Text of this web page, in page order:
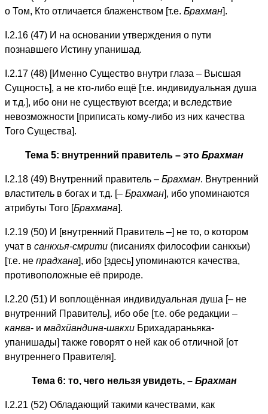
о Том, Кто отличается блаженством [т.е. Брахман].
I.2.16 (47) И на основании утверждения о пути
познавшего Истину упанишад.
I.2.17 (48) [Именно Существо внутри глаза – Высшая
Сущность], а не кто-либо ещё [т.е. индивидуальная душа
и т.д.], ибо они не существуют всегда; и вследствие
невозможности [приписать кому-либо из них качества
Того Существа].
Тема 5: внутренний правитель – это Брахман
I.2.18 (49) Внутренний правитель – Брахман. Внутренний
властитель в богах и т.д. [– Брахман], ибо упоминаются
атрибуты Того [Брахмана].
I.2.19 (50) И [внутренний Правитель –] не то, о котором
учат в санкхья-смрити (писаниях философии санкхьи)
[т.е. не прадхана], ибо [здесь] упоминаются качества,
противоположные её природе.
I.2.20 (51) И воплощённая индивидуальная душа [– не
внутренний Правитель], ибо обе [т.е. обе редакции –
канва- и мадхйандина-шакхи Брихадараньяка-
упанишады] также говорят о ней как об отличной [от
внутреннего Правителя].
Тема 6: то, чего нельзя увидеть, – Брахман
I.2.21 (52) Обладающий такими качествами, как